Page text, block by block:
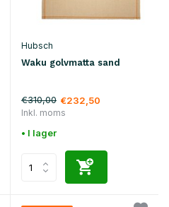
Hubsch
Waku golvmatta sand
€310,00 €232,50
Inkl. moms
• I lager